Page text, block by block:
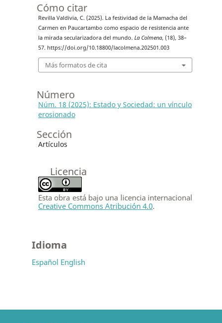
Cómo citar
Revilla Valdivia, C. (2025). La festividad de la Mamacha del
Carmen en Paucartambo como espacio de resistencia ante
la mirada secularizadora del mundo. La Colmena, (18), 38–
57. https://doi.org/10.18800/lacolmena.202501.003
Más formatos de cita
Número
Núm. 18 (2025): Estado y Sociedad: un vínculo
erosionado
Sección
Artículos
Licencia
Esta obra está bajo una licencia internacional
Creative Commons Atribución 4.0.
Idioma
Español English